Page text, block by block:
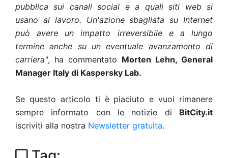
pubblica sui canali social e a quali siti web si
usano al lavoro. Un'azione sbagliata su Internet
può avere un impatto irreversibile e a lungo
termine anche su un eventuale avanzamento di
carriera", ha commentato Morten Lehn, General
Manager Italy di Kaspersky Lab.
Se questo articolo ti è piaciuto e vuoi rimanere
sempre informato con le notizie di BitCity.it
iscriviti alla nostra Newsletter gratuita.